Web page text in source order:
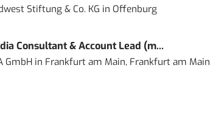
Stiftung & Co. KG in Offenburg
Consultant & Account Lead (m...
GmbHin Frankfurt am Main, Frankfurt am Main